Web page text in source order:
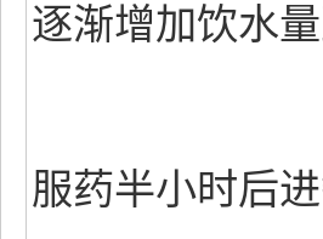
逐渐增加饮水
服药半小时后